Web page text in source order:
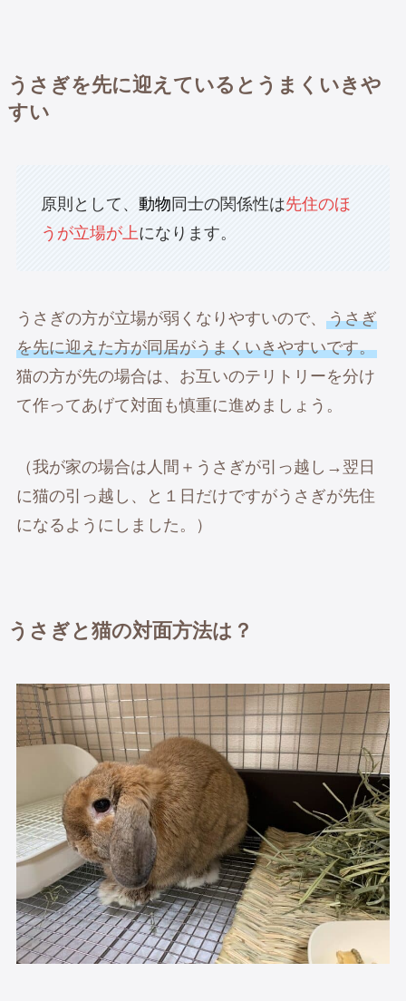
うさぎを先に迎えているとうまくいきや
すい
原則として、 動物 同士の関係性は先住のほ
うが立場が上になります。
うさぎの方が立場が弱くなりやすいので、 うさぎ
を先に迎えた方が同居がうまくいきやすいです。
猫の方が先の場合は、お互いのテリトリーを分け
て作ってあげて対面も慎重に進めましょう。
（我が家の場合は人間＋うさぎが引っ越し→翌日
に猫の引っ越し、と１日だけですがうさぎが先住
になるようにしました。）
うさぎと猫の対面方法は？